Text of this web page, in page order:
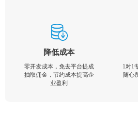
降低成本
零开发成本，免去平台提成
抽取佣金，节约成本提高企
业盈利
1对1
随心